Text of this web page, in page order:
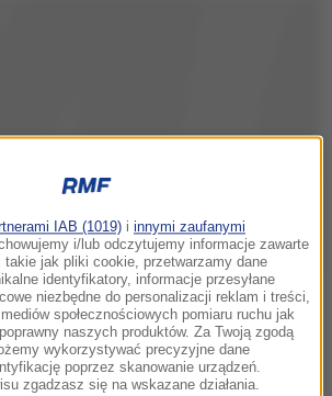
znajdować się w kraju
w liście deputowany Igor Zotow i
dyskusji na ten temat wśród
IAB (1019) i innymi zaufanymi
i/lub odczytujemy informacje zawarte
takie jak pliki cookie, przetwarzamy dane
identyfikatory, informacje przesyłane
niezbędne do personalizacji reklam i treści,
społecznościowych pomiaru ruchu jak
naszych produktów. Za Twoją zgodą
wykorzystywać precyzyjne dane
poprzez skanowanie urządzeń.
zgadzasz się na wskazane działania.